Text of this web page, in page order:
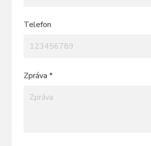
Telefon
Zpráva *